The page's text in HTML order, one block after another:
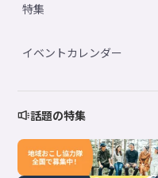
特集
イベントカレンダー
話題の特集